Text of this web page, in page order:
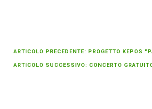
ARTICOLO PRECEDENTE: PROGETTO KEPOS
ARTICOLO SUCCESSIVO: CONCERTO